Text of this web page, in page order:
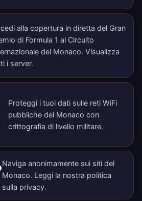
alla copertura in diretta del Gran
di Formula 1 al Circuito
del Monaco. Visualizza
i server.
Proteggi i tuoi dati sulle reti WiFi
pubbliche del Monaco con
crittografia di livello militare.
Naviga anonimamente sui siti del
Monaco. Leggi la nostra politica
sulla privacy.